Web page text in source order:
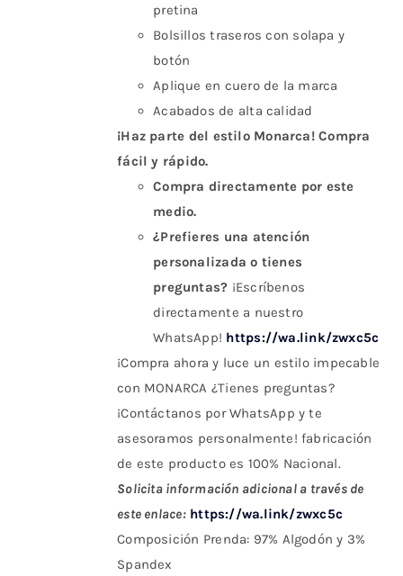
pretina
Bolsillos traseros con solapa y
botón
Aplique en cuero de la marca
Acabados de alta calidad
¡Haz parte del estilo Monarca! Compra
fácil y rápido.
Compra directamente por este
medio.
¿Prefieres una atención
personalizada o tienes
preguntas? ¡Escríbenos
directamente a nuestro
WhatsApp! https://wa.link/zwxc5c
¡Compra ahora y luce un estilo impecable
con MONARCA ¿Tienes preguntas?
¡Contáctanos por WhatsApp y te
asesoramos personalmente! fabricación
de este producto es 100% Nacional.
Solicita información adicional a través de
este enlace: https://wa.link/zwxc5c
Composición Prenda: 97% Algodón y 3%
Spandex